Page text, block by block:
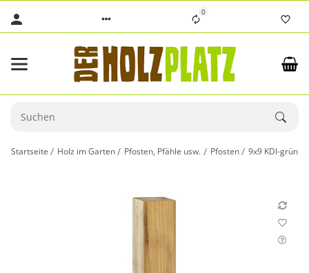
0
Startseite Holz im Garten Pfosten, Pfähle usw. Pfosten 9x9 KDI-grün